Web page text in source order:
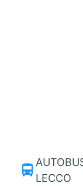
directions_bus LECCO